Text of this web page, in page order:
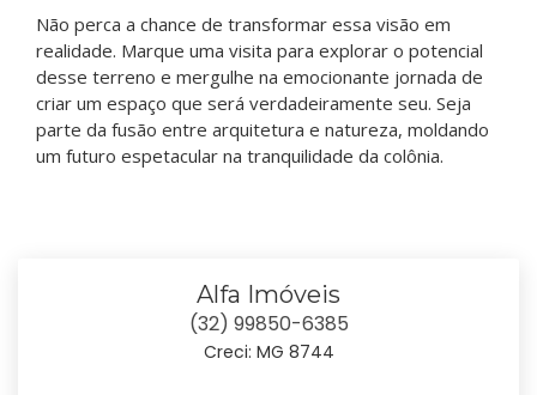
Não perca a chance de transformar essa visão em
realidade. Marque uma visita para explorar o potencial
desse terreno e mergulhe na emocionante jornada de
criar um espaço que será verdadeiramente seu. Seja
parte da fusão entre arquitetura e natureza, moldando
um futuro espetacular na tranquilidade da colônia.
Alfa Imóveis
(32) 99850-6385
Creci: MG 8744